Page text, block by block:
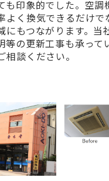
も印象的でした。空調
よく換気できるだけで
にもつながります。当
等の更新工事も承って
相談ください。